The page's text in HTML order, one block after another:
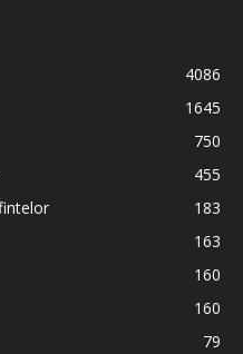
4086
1645
750
455
183
163
160
160
79